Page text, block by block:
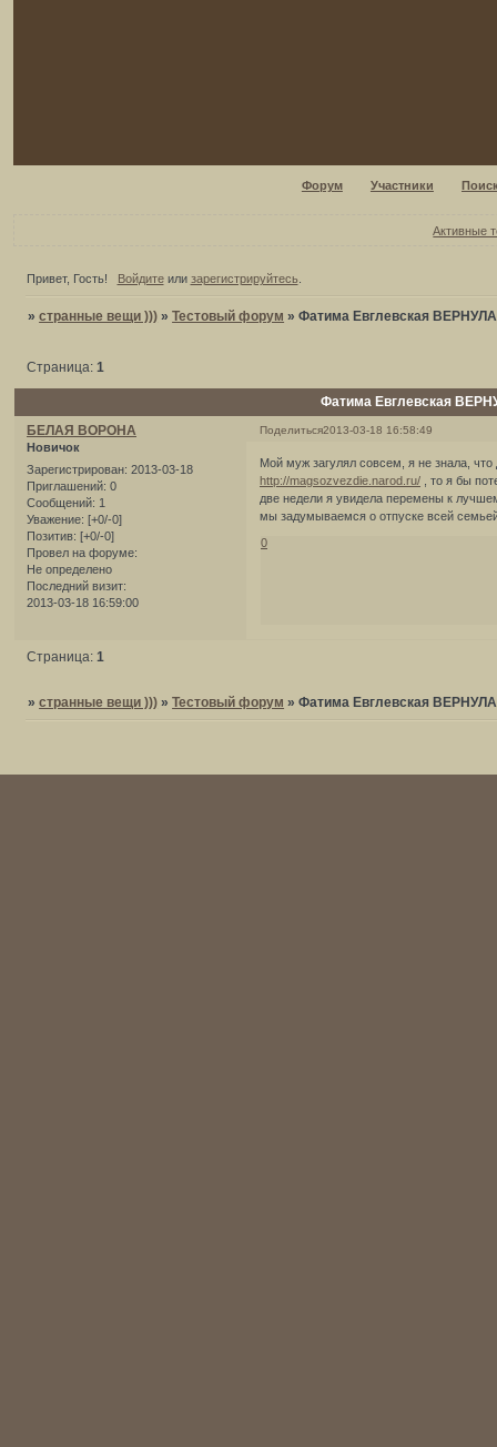
Форум Участники
Активные
Привет, Гость! Войдитеили зарегистрируйтесь.
»странные вещи ))) »Тестовый форум »Фатима Евглевская
Фатима Евглевская
Страница:1
Поделиться2013-03-18 16:58:49
БЕЛАЯ ВОРОНА
Новичок
Зарегистрирован: 2013-03-18
Приглашений: 0
Сообщений: 1
Уважение: [+0/-0]
Позитив: [+0/-0]
Провел на форуме:
Не определено
Последний визит:
2013-03-18 16:59:00
Мой муж загулял совсем, я не знала,
http://magsozvezdie.narod.ru/ , то я бы
две недели я увидела перемены к
мы задумываемся о отпуске всей
0
Страница: 1
»странные вещи ))) »Тестовый форум »Фатима Евглевская